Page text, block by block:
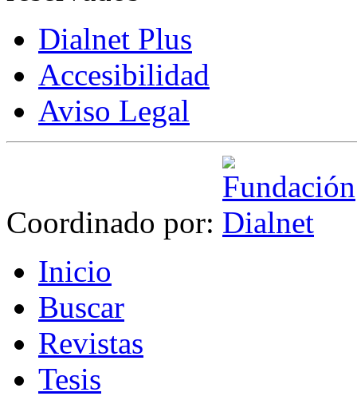
Dialnet Plus
Accesibilidad
Aviso Legal
Coordinado por:
Inicio
Buscar
Revistas
Tesis